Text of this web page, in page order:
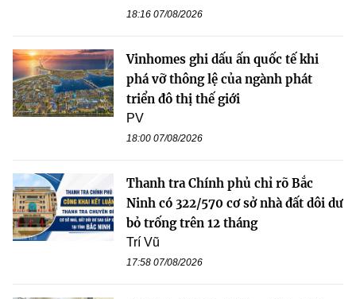
18:16 07/08/2026
Vinhomes ghi dấu ấn quốc tế khi
phá vỡ thông lệ của ngành phát
triển đô thị thế giới
PV
18:00 07/08/2026
Thanh tra Chính phủ chỉ rõ Bắc
Ninh có 322/570 cơ sở nhà đất dôi dư
bỏ trống trên 12 tháng
Trí Vũ
17:58 07/08/2026